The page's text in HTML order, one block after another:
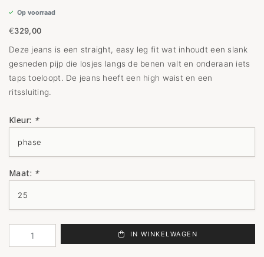
Op voorraad
€329,00
Deze jeans is een straight, easy leg fit wat inhoudt een slank
gesneden pijp die losjes langs de benen valt en onderaan iets
taps toeloopt. De jeans heeft een high waist en een
ritssluiting.
Kleur: *
Maat: *
IN WINKELWAGEN